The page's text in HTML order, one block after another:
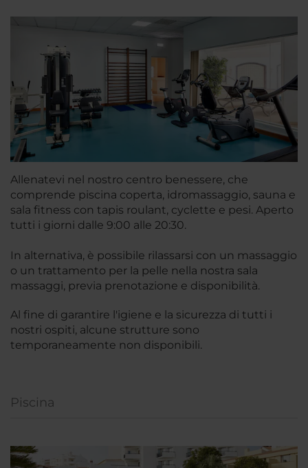
Allenatevi nel nostro centro benessere, che
comprende piscina coperta, idromassaggio, sauna e
sala fitness con tapis roulant, cyclette e pesi. Aperto
tutti i giorni dalle 9:00 alle 20:30.
In alternativa, è possibile rilassarsi con un massaggio
o un trattamento per la pelle nella nostra sala
massaggi, previa prenotazione e disponibilità.
Al fine di garantire l'igiene e la sicurezza di tutti i
nostri ospiti, alcune strutture sono
temporaneamente non disponibili.
Piscina